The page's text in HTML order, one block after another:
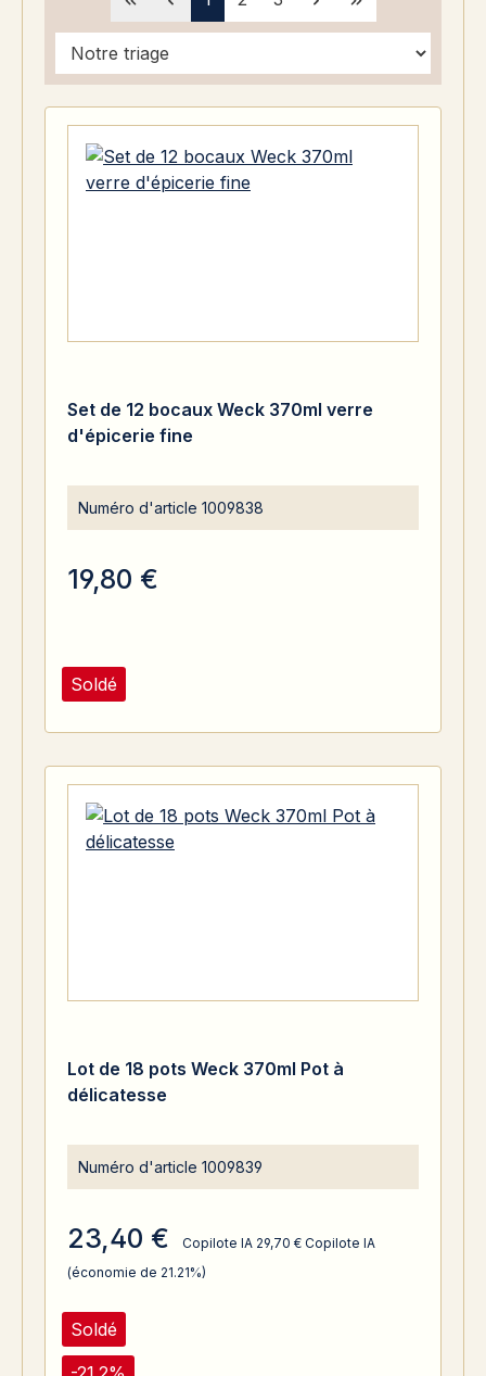
Soldé
Set de 12 bocaux Weck 370ml verre
d'épicerie fine
Numéro d'article 1009838
19,80 €
Soldé
Lot de 18 pots Weck 370ml Pot à
délicatesse
Numéro d'article 1009839
23,40 € Copilote IA 29,70 € Copilote IA
(économie de 21.21%)